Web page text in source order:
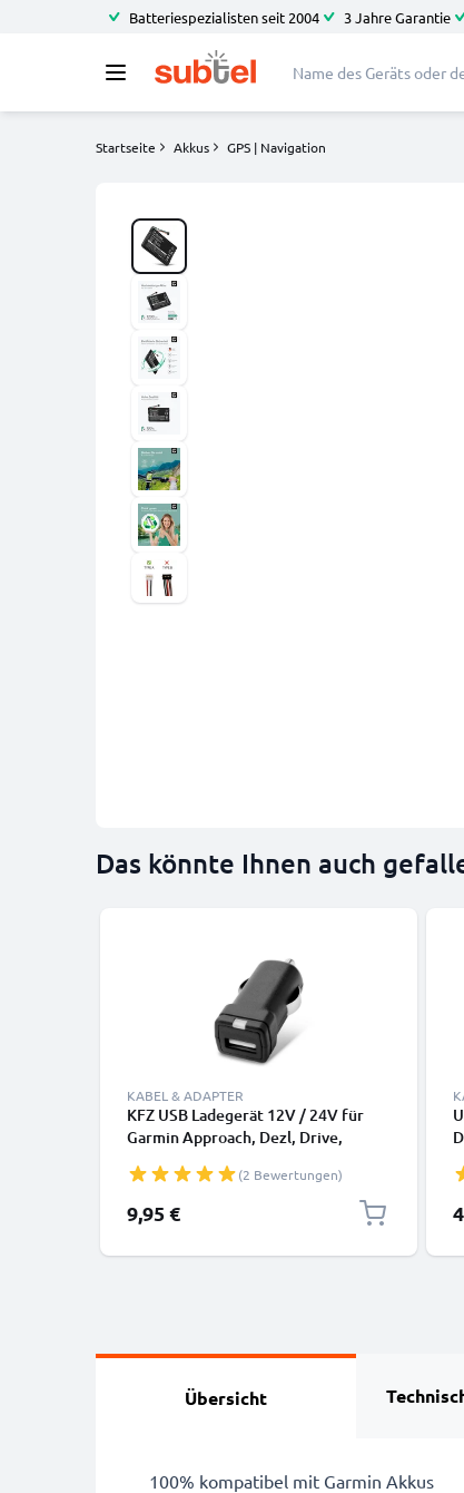
Batteriespezialisten seit 2004 3 Jahre Garantie
Startseite Akkus GPS | Navigation
Das könnte Ihnen auch
KABEL & ADAPTER
KFZ USB Ladegerät 12V / 24V für
Garmin Approach, Dezl, Drive,
eTrex, GPSMAP, Nüvi, Oregon, Zumo
USB Ladeadapter Ladegerät
(2 Bewertungen)
9,95 €
Übersicht
100% kompatibel mit Garmin Akkus